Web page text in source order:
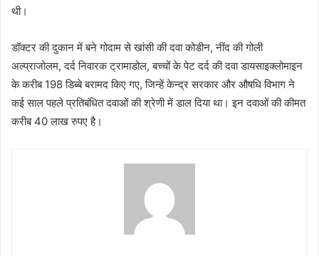
थी।
डॉक्टर की दुकान में बने गोदाम से खांसी की दवा कोडीन, नींद की गोली
अल्प्राजोलम, दर्द निवारक ट्रामाडोल, बच्चों के पेट दर्द की दवा डायसाइक्लोमाइन
के करीब 198 डिब्बे बरामद किए गए, जिन्हें केन्द्र सरकार और औषधि विभाग ने
कई साल पहले प्रतिबंधित दवाओं की श्रेणी में डाल दिया था। इन दवाओं की कीमत
करीब 40 लाख रुपए है।